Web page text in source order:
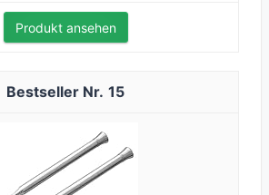
Produkt ansehen
15